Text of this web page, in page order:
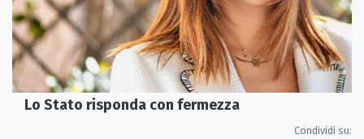
Lo Stato risponda con fermezza
Condividi su: